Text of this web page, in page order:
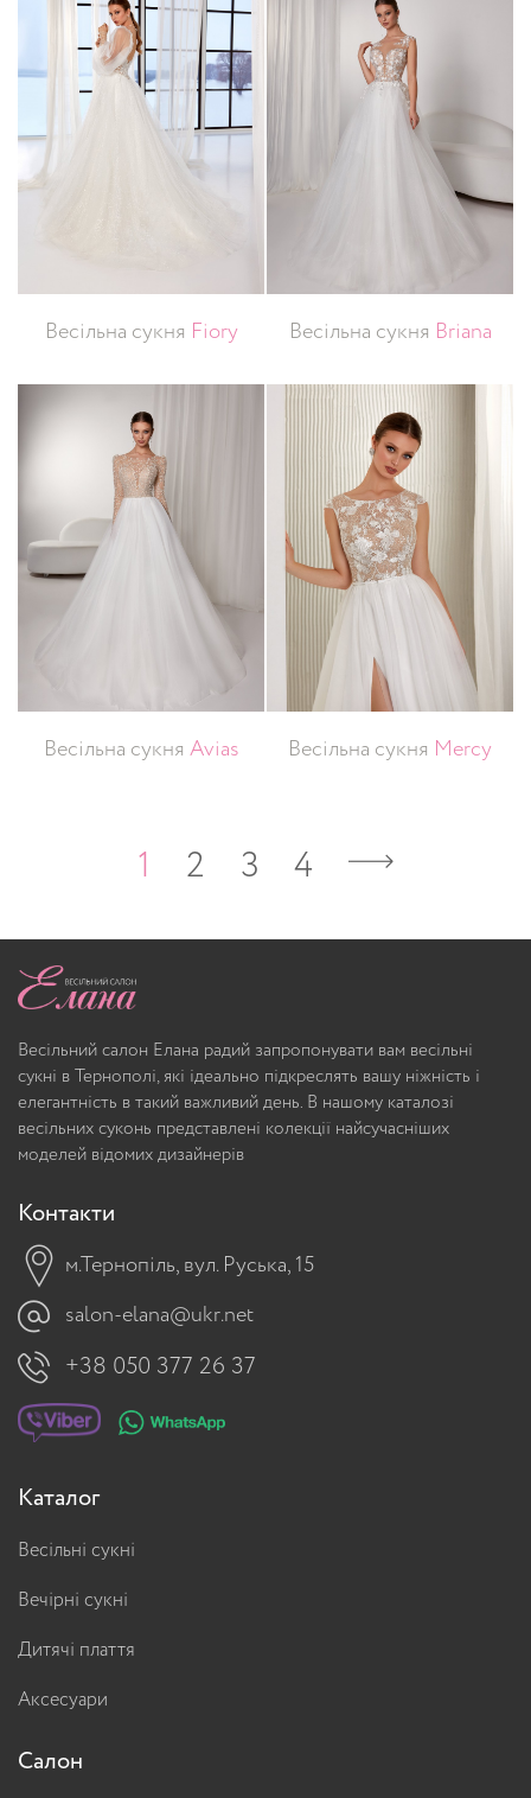
Весільна сукня Fiory Весільна сукня Briana
Весільна сукня Avias Весільна сукня Mercy
1 2 3 4
Весільний салон Елана радий запропонувати вам весільні
сукні в Тернополі, які ідеально підкреслять вашу ніжність і
елегантність в такий важливий день. В нашому каталозі
весільних суконь представлені колекції найсучасніших
моделей відомих дизайнерів
Контакти
м.Тернопіль, вул. Руська, 15
salon-elana@ukr.net
+38 050 377 26 37
Каталог
Весільні сукні
Вечірні сукні
Дитячі плаття
Аксесуари
Салон